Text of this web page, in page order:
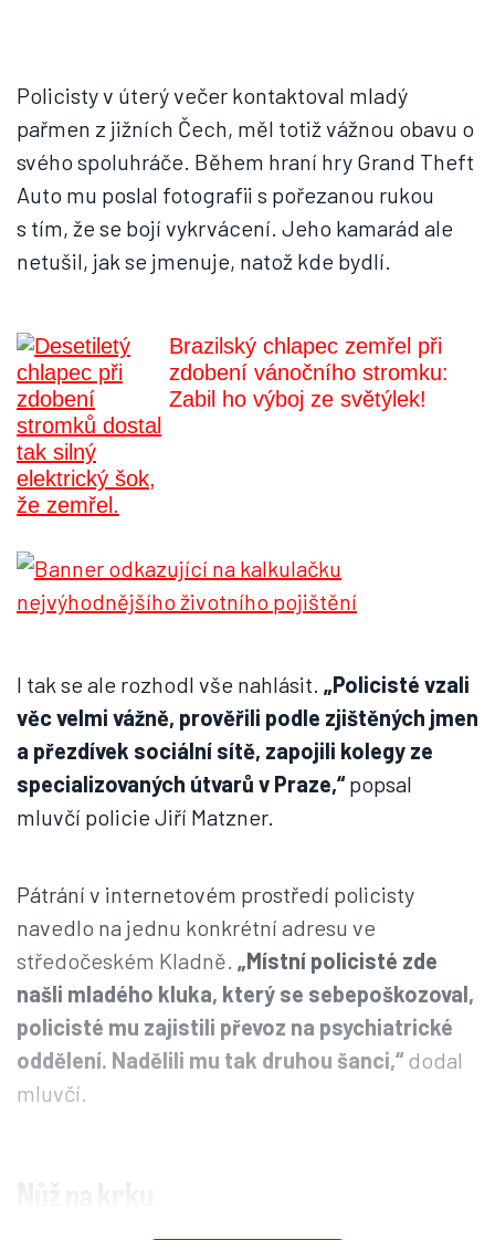
Policisty v úterý večer kontaktoval mladý
pařmen z jižních Čech, měl totiž vážnou obavu o
svého spoluhráče. Během hraní hry Grand Theft
Auto mu poslal fotografii s pořezanou rukou
s tím, že se bojí vykrvácení. Jeho kamarád ale
netušil, jak se jmenuje, natož kde bydlí.
Brazilský chlapec zemřel při
zdobení vánočního stromku:
Zabil ho výboj ze světýlek!
I tak se ale rozhodl vše nahlásit. „Policisté vzali
věc velmi vážně, prověřili podle zjištěných jmen
a přezdívek sociální sítě, zapojili kolegy ze
specializovaných útvarů v Praze,“popsal
mluvčí policie Jiří Matzner.
Pátrání v internetovém prostředí policisty
navedlo na jednu konkrétní adresu ve
středočeském Kladně. „Místní policisté zde
našli mladého kluka, který se sebepoškozoval,
policisté mu zajistili převoz na psychiatrické
oddělení. Nadělili mu tak druhou šanci,“ dodal
mluvčí.
Ještě před tímto náročným případem policisté